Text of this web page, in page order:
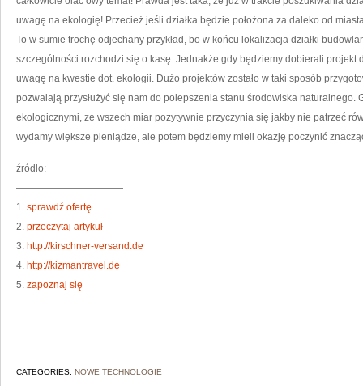
uwagę na ekologię! Przecież jeśli działka będzie położona za daleko od
To w sumie trochę odjechany przykład, bo w końcu lokalizacja działki
szczególności rozchodzi się o kasę. Jednakże gdy będziemy dobierali projekt
uwagę na kwestie dot. ekologii. Dużo projektów zostało w taki sposób
pozwalają przysłużyć się nam do polepszenia stanu środowiska naturalnego.
ekologicznymi, ze wszech miar pozytywnie przyczynia się jakby nie patrzeć
wydamy większe pieniądze, ale potem będziemy mieli okazję poczynić
źródło:
———————————
1. sprawdź ofertę
2. przeczytaj artykuł
3. http://kirschner-versand.de
4. http://kizmantravel.de
5. zapoznaj się
CATEGORIES: NOWE TECHNOLOGIE